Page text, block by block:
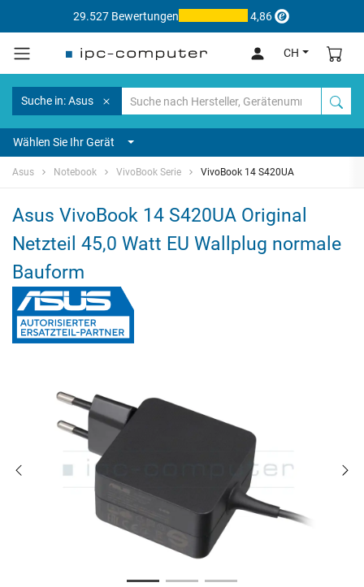
29.527 Bewertungen 4,86
CH
Suche in: Asus
Wählen Sie Ihr Gerät
Asus Notebook VivoBook Serie VivoBook 14 S420UA
Asus VivoBook 14 S420UA Original
Netzteil 45,0 Watt EU Wallplug normale
Bauform